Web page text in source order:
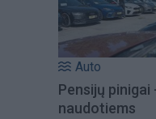
Auto
Pensijų pinigai
naudotiems